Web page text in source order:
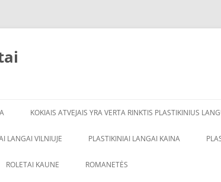
KOKIAIS ATVEJAIS YRA VERTA RINKTIS PLASTIKINIUS
LANGAI VILNIUJE PLASTIKINIAI LANGAI KAINA
ROLETAI KAUNE ROMANETĖS